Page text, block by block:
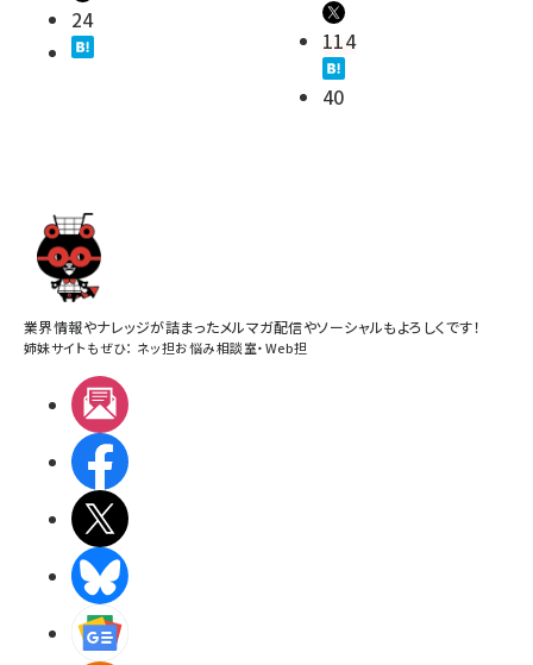
24
114
40
業界情報やナレッジが詰まったメルマガ配信やソーシャルもよろしくです！
姉妹サイトもぜひ： ネッ担お悩み相談室・Web担